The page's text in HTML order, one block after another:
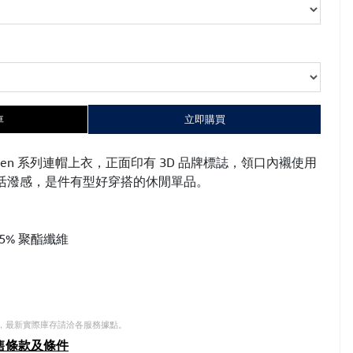
立即購買
系列連帽上衣，正面印有 3D 品牌標誌，領口內襯使用
感，是件有型好穿搭的休閒單品。
聚酯纖維
新實際庫存請洽各服務據點。
條款及條件